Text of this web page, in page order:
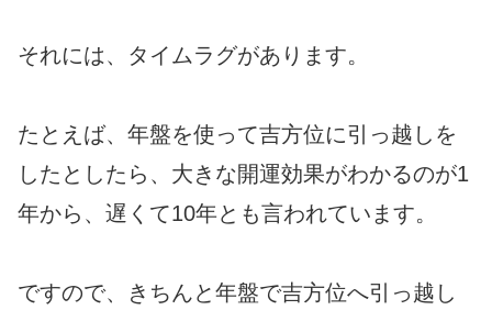
それには、タイムラグがあります。
たとえば、年盤を使って吉方位に引っ越しを
したとしたら、大きな開運効果がわかるのが1
年から、遅くて10年とも言われています。
ですので、きちんと年盤で吉方位へ引っ越し